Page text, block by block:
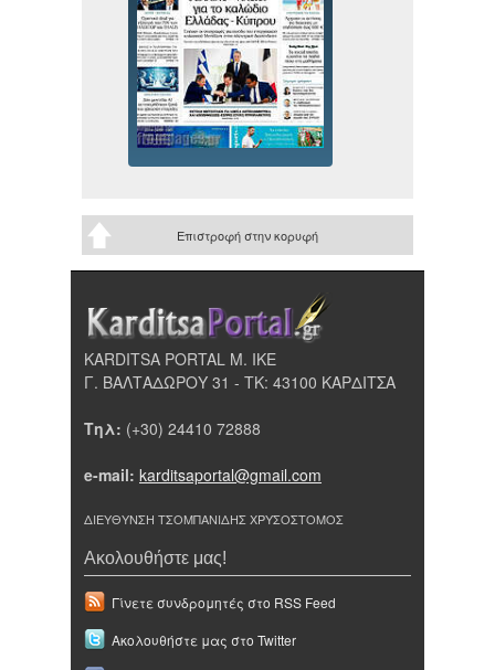
Επιστροφή στην κορυφή
KARDITSA PORTAL Μ. ΙΚΕ
Γ. ΒΑΛΤΑΔΩΡΟΥ 31 - ΤΚ: 43100 ΚΑΡΔΙΤΣΑ
Τηλ: (+30) 24410 72888
e-mail: karditsaportal@gmail.com
ΔΙΕΥΘΥΝΣΗ ΤΣΟΜΠΑΝΙΔΗΣ ΧΡΥΣΟΣΤΟΜΟΣ
Ακολουθήστε μας!
Γίνετε συνδρομητές στο RSS Feed
Ακολουθήστε μας στο Twitter